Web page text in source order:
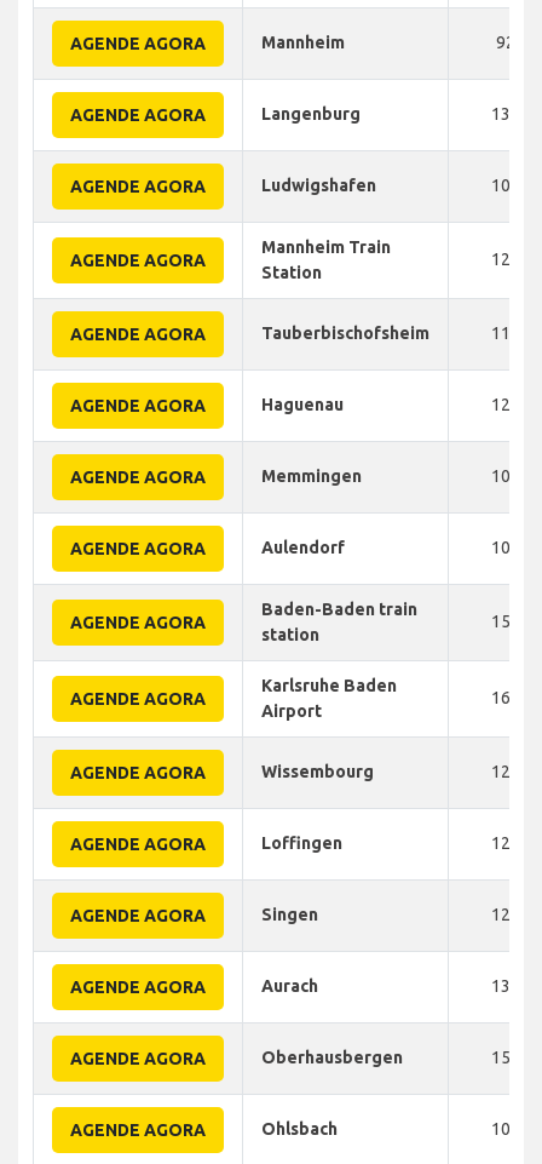
AGENDE AGORA Mannheim 92
AGENDE AGORA Langenburg 130
AGENDE AGORA Ludwigshafen 105
AGENDE AGORA
Mannheim Train
Station
120
AGENDE AGORA Tauberbischofsheim 110
AGENDE AGORA Haguenau 120
AGENDE AGORA Memmingen 100
AGENDE AGORA Aulendorf 103
AGENDE AGORA
Baden-Baden train
station
150
AGENDE AGORA
Karlsruhe Baden
Airport
160
AGENDE AGORA Wissembourg 120
AGENDE AGORA Loffingen 120
AGENDE AGORA Singen 120
AGENDE AGORA Aurach 130
AGENDE AGORA Oberhausbergen 150
AGENDE AGORA Ohlsbach 100